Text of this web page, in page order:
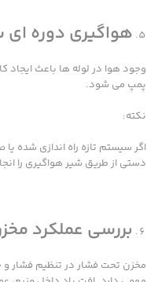
هواگیری دوره
وجود هوا در لوله ها باعث ایجاد
پمپ می شود.
نکته:
اگر سیستم تازه راه اندازی شده
دستی از طریق شیر هواگیری را
بررسی عملکرد
مخزن تحت فشار در تنظیم فشار